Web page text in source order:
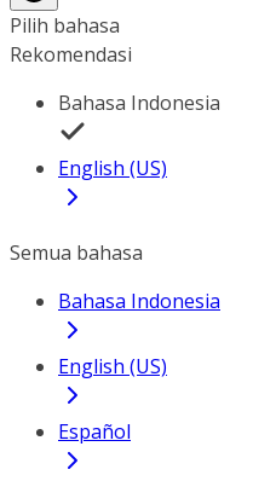
Pilih bahasa
Rekomendasi
Bahasa Indonesia
English (US)
Semua bahasa
Bahasa Indonesia
English (US)
Español